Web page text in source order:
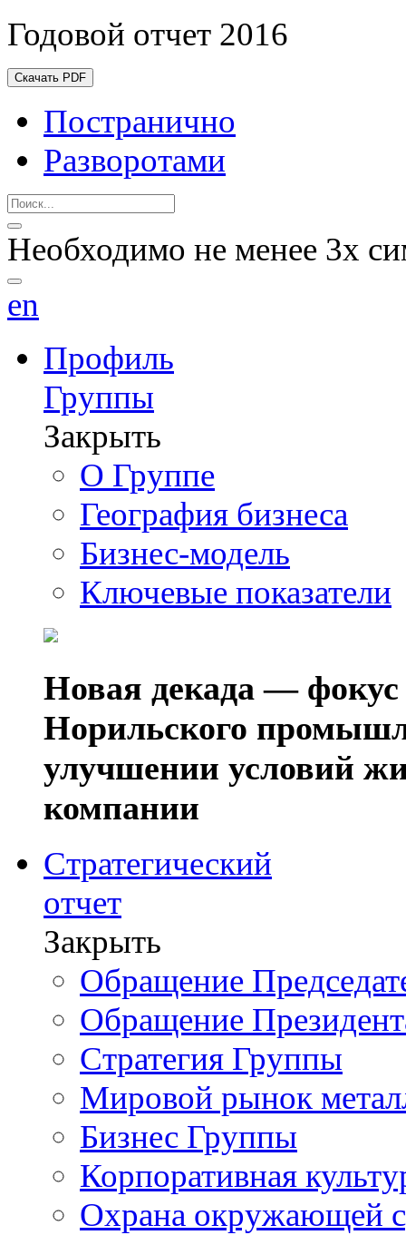
Годовой отчет 2016
Скачать PDF
Постранично
Разворотами
Необходимо не менее 3х
en
Профиль
Группы
Закрыть
О Группе
География бизнеса
Бизнес-модель
Ключевые показатели
Новая декада — фокус
Норильского
улучшении условий
компании
Стратегический
отчет
Закрыть
Обращение
Обращение
Стратегия Группы
Мировой рынок
Бизнес Группы
Корпоративная
Охрана окружающей